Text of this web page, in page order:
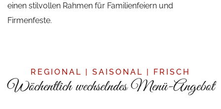
einen stilvollen Rahmen für Familienfeiern und
Firmenfeste.
REGIONAL | SAISONAL | FRISCH
Wöchentlich wechselndes Menü-Angebot